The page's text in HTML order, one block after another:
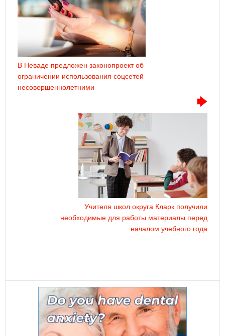
В Неваде предложен законопроект об
ограничении использования соцсетей
несовершеннолетними
Учителя школ округа Кларк получили
необходимые для работы материалы перед
началом учебного года